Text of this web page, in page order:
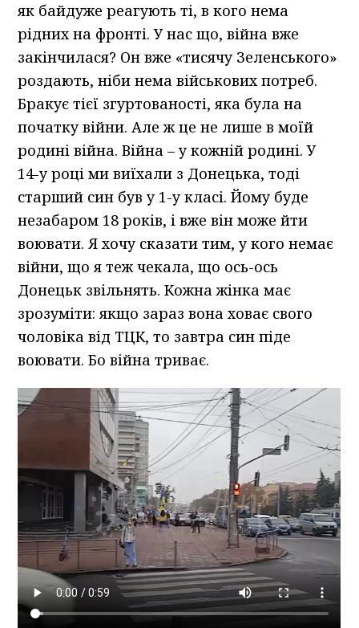
як байдуже реагують ті, в кого нема
рідних на фронті. У нас що, війна вже
закінчилася? Он вже «тисячу Зеленського»
роздають, ніби нема військових потреб.
Бракує тієї згуртованості, яка була на
початку війни. Але ж це не лише в моїй
родині війна. Війна – у кожній родині. У
14-у році ми виїхали з Донецька, тоді
старший син був у 1-у класі. Йому буде
незабаром 18 років, і вже він може йти
воювати. Я хочу сказати тим, у кого немає
війни, що я теж чекала, що ось-ось
Донецьк звільнять. Кожна жінка має
зрозуміти: якщо зараз вона ховає свого
чоловіка від ТЦК, то завтра син піде
воювати. Бо війна триває.